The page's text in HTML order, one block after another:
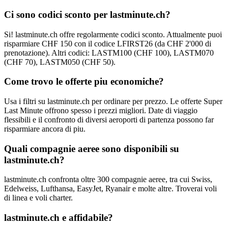
Ci sono codici sconto per lastminute.ch?
Si! lastminute.ch offre regolarmente codici sconto. Attualmente puoi
risparmiare CHF 150 con il codice LFIRST26 (da CHF 2'000 di
prenotazione). Altri codici: LASTM100 (CHF 100), LASTM070
(CHF 70), LASTM050 (CHF 50).
Come trovo le offerte piu economiche?
Usa i filtri su lastminute.ch per ordinare per prezzo. Le offerte Super
Last Minute offrono spesso i prezzi migliori. Date di viaggio
flessibili e il confronto di diversi aeroporti di partenza possono far
risparmiare ancora di piu.
Quali compagnie aeree sono disponibili su
lastminute.ch?
lastminute.ch confronta oltre 300 compagnie aeree, tra cui Swiss,
Edelweiss, Lufthansa, EasyJet, Ryanair e molte altre. Troverai voli
di linea e voli charter.
lastminute.ch e affidabile?